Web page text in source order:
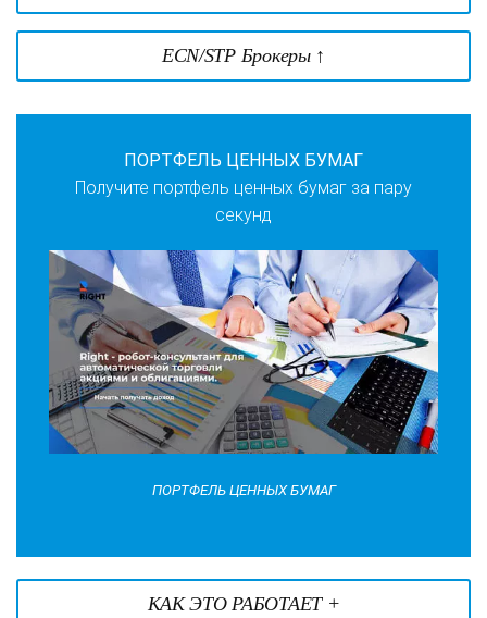
ECN/STP Брокеры ↑
ПОРТФЕЛЬ ЦЕННЫХ БУМАГ
Получите портфель ценных бумаг за пару
секунд
ПОРТФЕЛЬ ЦЕННЫХ БУМАГ
КАК ЭТО РАБОТАЕТ +